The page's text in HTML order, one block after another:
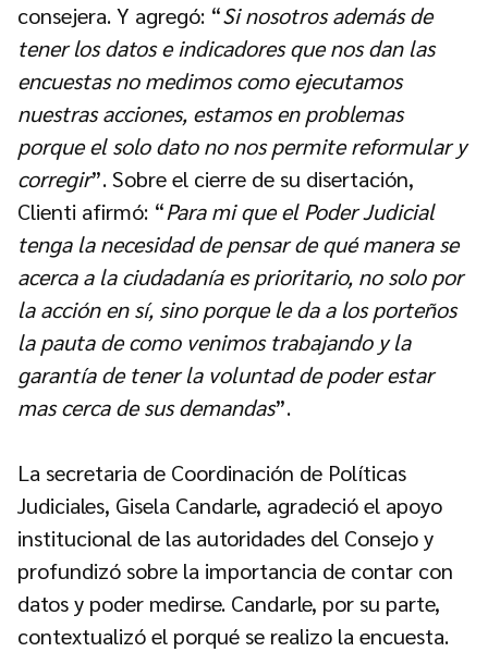
consejera. Y agregó: “Si nosotros además de
tener los datos e indicadores que nos dan las
encuestas no medimos como ejecutamos
nuestras acciones, estamos en problemas
porque el solo dato no nos permite reformular y
corregir”. Sobre el cierre de su disertación,
Clienti afirmó: “Para mi que el Poder Judicial
tenga la necesidad de pensar de qué manera se
acerca a la ciudadanía es prioritario, no solo por
la acción en sí, sino porque le da a los porteños
la pauta de como venimos trabajando y la
garantía de tener la voluntad de poder estar
mas cerca de sus demandas”.
La secretaria de Coordinación de Políticas
Judiciales, Gisela Candarle, agradeció el apoyo
institucional de las autoridades del Consejo y
profundizó sobre la importancia de contar con
datos y poder medirse. Candarle, por su parte,
contextualizó el porqué se realizo la encuesta.